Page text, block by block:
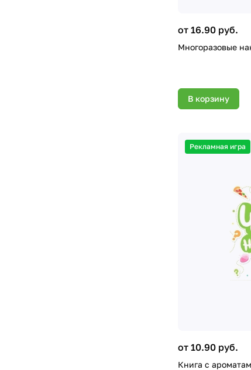
от 16.90 руб.
Многоразовые
В корзину
Рекламная игра
от 10.90 руб.
Книга с